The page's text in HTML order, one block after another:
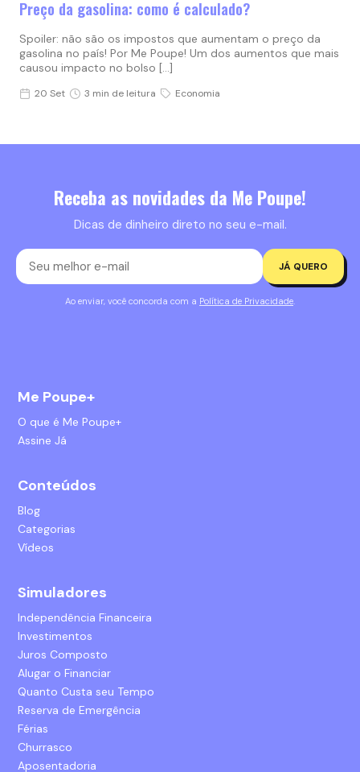
Preço da gasolina: como é calculado?
Spoiler: não são os impostos que aumentam o preço da
gasolina no país! Por Me Poupe! Um dos aumentos que mais
causou impacto no bolso […]
20 Set 3 min de leitura Economia
Receba as novidades da Me Poupe!
Dicas de dinheiro direto no seu e-mail.
JÁ QUERO
Ao enviar, você concorda com a Política de Privacidade
Me Poupe+
O que é Me Poupe+
Assine Já
Conteúdos
Blog
Categorias
Vídeos
Simuladores
Independência Financeira
Investimentos
Juros Composto
Alugar o Financiar
Quanto Custa seu Tempo
Reserva de Emergência
Férias
Churrasco
Aposentadoria